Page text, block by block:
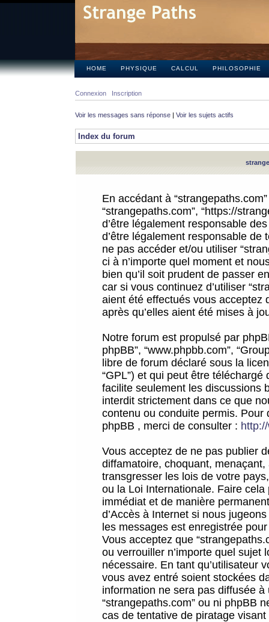
HOME PHYSIQUE CALCUL PHILOSOPHIE
Connexion Inscription
Voir les messages sans réponse | Voir les sujets actifs
Index du forum
En accédant à
“strangepaths.com”, “https://
d’être légalement responsable
d’être légalement responsable
ne pas accéder et/ou utiliser
ci à n’importe quel moment et
bien qu’il soit prudent de passer
car si vous continuez d’utiliser
aient été effectués vous acceptez
après qu’elles aient été mises à
Notre forum est propulsé par
phpBB”, “www.phpbb.com”,
libre de forum déclaré sous la
“GPL”) et qui peut être téléchargé
facilite seulement les discussions
interdit strictement dans ce que
contenu ou conduite permis.
phpBB , merci de consulter :
Vous acceptez de ne pas publier
diffamatoire, choquant,
transgresser les lois de votre
ou la Loi Internationale. Faire
immédiat et de manière
d’Accès à Internet si nous
les messages est enregistrée
Vous acceptez que
ou verrouiller n’importe quel sujet
nécessaire. En tant qu’utilisateur
vous avez entré soient stockées
information ne sera pas diffusée
“strangepaths.com” ou ni phpBB
cas de tentative de piratage